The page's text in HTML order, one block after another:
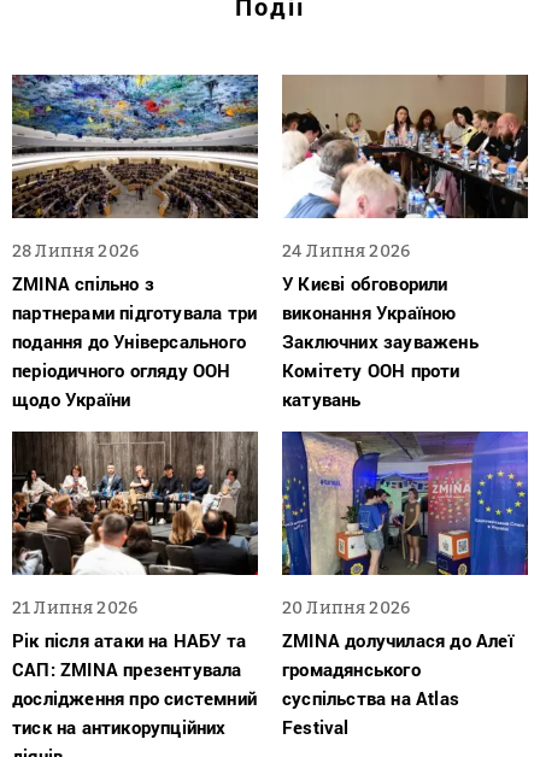
28 Липня 2026
ZMINA спільно з
партнерами підготувала три
подання до Універсального
періодичного огляду ООН
щодо України
24 Липня 2026
У Києві обговорили
виконання Україною
Заключних зауважень
Комітету ООН проти
катувань
21 Липня 2026
Рік після атаки на НАБУ та
САП: ZMINA презентувала
дослідження про системний
тиск на антикорупційних
20 Липня 2026
ZMINA долучилася до Алеї
громадянського
суспільства на Atlas
Festival